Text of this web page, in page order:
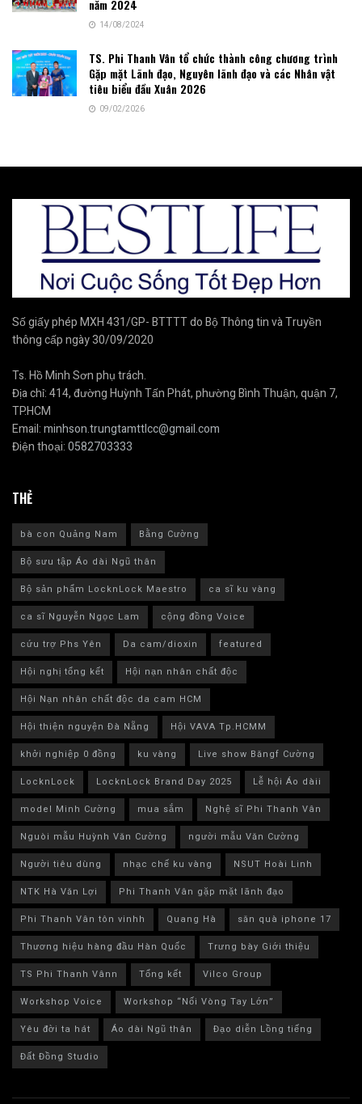
năm 2024
14/08/2024
TS. Phi Thanh Vân tổ chức thành công chương trình
Gặp mặt Lãnh đạo, Nguyên lãnh đạo và các Nhân vật
tiêu biểu đầu Xuân 2026
09/02/2026
Số giấy phép MXH 431/GP- BTTTT do Bộ Thông tin và Truyền
thông cấp ngày 30/09/2020
Ts. Hồ Minh Sơn phụ trách.
Địa chỉ: 414, đường Huỳnh Tấn Phát, phường Bình Thuận, quận 7,
TP.HCM
Email:minhson.trungtamttlcc@gmail.com
Điện thoại:0582703333
THẺ
bà con Quảng Nam
Bằng Cường
Bộ sưu tập Áo dài Ngũ thân
Bộ sản phẩm LocknLock Maestro
ca sĩ ku vàng
ca sĩ Nguyễn Ngọc Lam
cộng đồng Voice
cứu trợ Phs Yên
Da cam/dioxin
featured
Hội nghị tổng kết
Hội nạn nhân chất độc
Hội Nạn nhân chất độc da cam HCM
Hội thiện nguyện Đà Nẵng
Hội VAVA Tp.HCMM
khởi nghiệp 0 đồng
ku vàng
Live show Băngf Cường
LocknLock
LocknLock Brand Day 2025
Lễ hội Áo dàii
model Minh Cường
mua sắm
Nghệ sĩ Phi Thanh Vân
Nguòi mẫu Huỳnh Văn Cường
người mẫu Văn Cường
Người tiêu dùng
nhạc chế ku vàng
NSUT Hoài Linh
NTK Hà Văn Lợi
Phi Thanh Vân gặp mặt lãnh đạo
Phi Thanh Vân tôn vinhh
Quang Hà
săn quà iphone 17
Thương hiệu hàng đầu Hàn Quốc
Trưng bày Giới thiệu
TS Phi Thanh Vânn
Tổng kết
Vilco Group
Workshop Voice
Workshop “Nối Vòng Tay Lớn”
Yêu đời ta hát
Áo dài Ngũ thân
Đạo diễn Lồng tiếng
Đất Đồng Studio